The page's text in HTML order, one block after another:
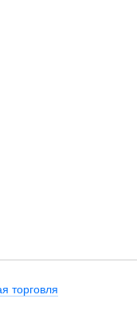
торговля